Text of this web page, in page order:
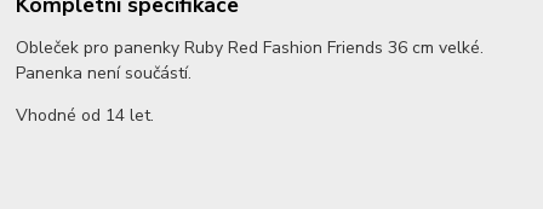
Obleček pro panenky Ruby Red Fashion Friends 36 cm velké.
Panenka není součástí.
Vhodné od 14 let.